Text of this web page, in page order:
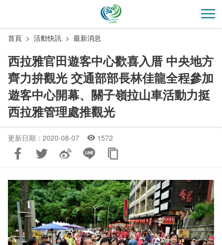
主
開
首頁 活動快訊 最新消息
西拉雅官田遊客中心歡喜入厝 中央地方
齊力拚觀光 交通部部長林佳龍全程參加
遊客中心開幕、關子嶺拉山車活動力挺
西拉雅管理處推觀光
更新日期：2020-08-07 1572